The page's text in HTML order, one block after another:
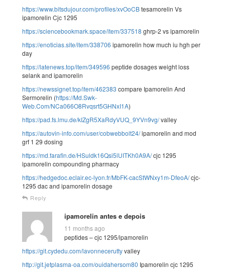
https://www.bitsdujour.com/profiles/xvOoCBtesamorelin Vs
ipamorelin Cjc 1295
https://sciencebookmark.space/item/337518 ghrp-2 vs ipamorelin
https://enoticias.site/item/338706 ipamorelin how much iu hgh per
day
https://latenews.top/item/349596 peptide dosages weight loss
selank and ipamorelin
https://newssignet.top/item/462383 compare Ipamorelin And
Sermorelin (https://Md.Swk-
Web.Com/NCa066O8Rvqsrt5GHNxI1A)
https://pad.fs.lmu.de/kIZgR5XaRdyVUQ_9YVn9vg/valley
https://autovin-info.com/user/cobwebbolt24/ipamorelin and mod
grf 1 29 dosing
https://md.farafin.de/HSuldk16Qsi5lUITKh0A9A/cjc 1295
ipamorelin compounding pharmacy
https://hedgedoc.eclair.ec-lyon.fr/MbFK-cacStWNxy1m-DfeoA/cjc-
1295 dac and ipamorelin dosage
Reply
ipamorelin antes e depois
11 months ago
peptides – cjc 1295/ipamorelin
https://git.cydedu.com/lavonneceruttyvalley
http://git.jetplasma-oa.com/ouidahersom80 Ipamorelin cjc 1295